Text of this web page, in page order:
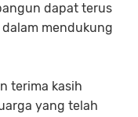
dapat terus
mendukung
terima kasih
yang telah